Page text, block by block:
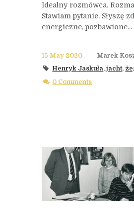
Idealny rozmówca.
Stawiam pytanie. Słyszę
energiczne, pozbawione...
15 May 2020
Marek
Henryk Jaskuła,jacht,
0 Comments